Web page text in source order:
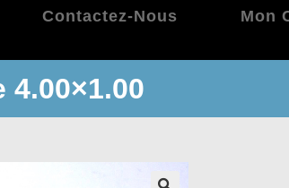
Contactez-Nous Mon